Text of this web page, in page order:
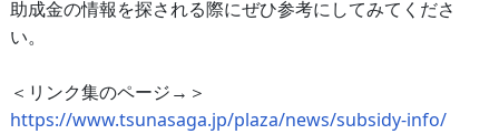
助成金の情報を探される際にぜひ参考にしてみてくださ
い。
＜リンク集のページ→＞
https://www.tsunasaga.jp/plaza/news/subsidy-info/